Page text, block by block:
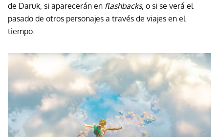
de Daruk, si aparecerán en flashbacks, o si se verá el
pasado de otros personajes a través de viajes en el
tiempo.